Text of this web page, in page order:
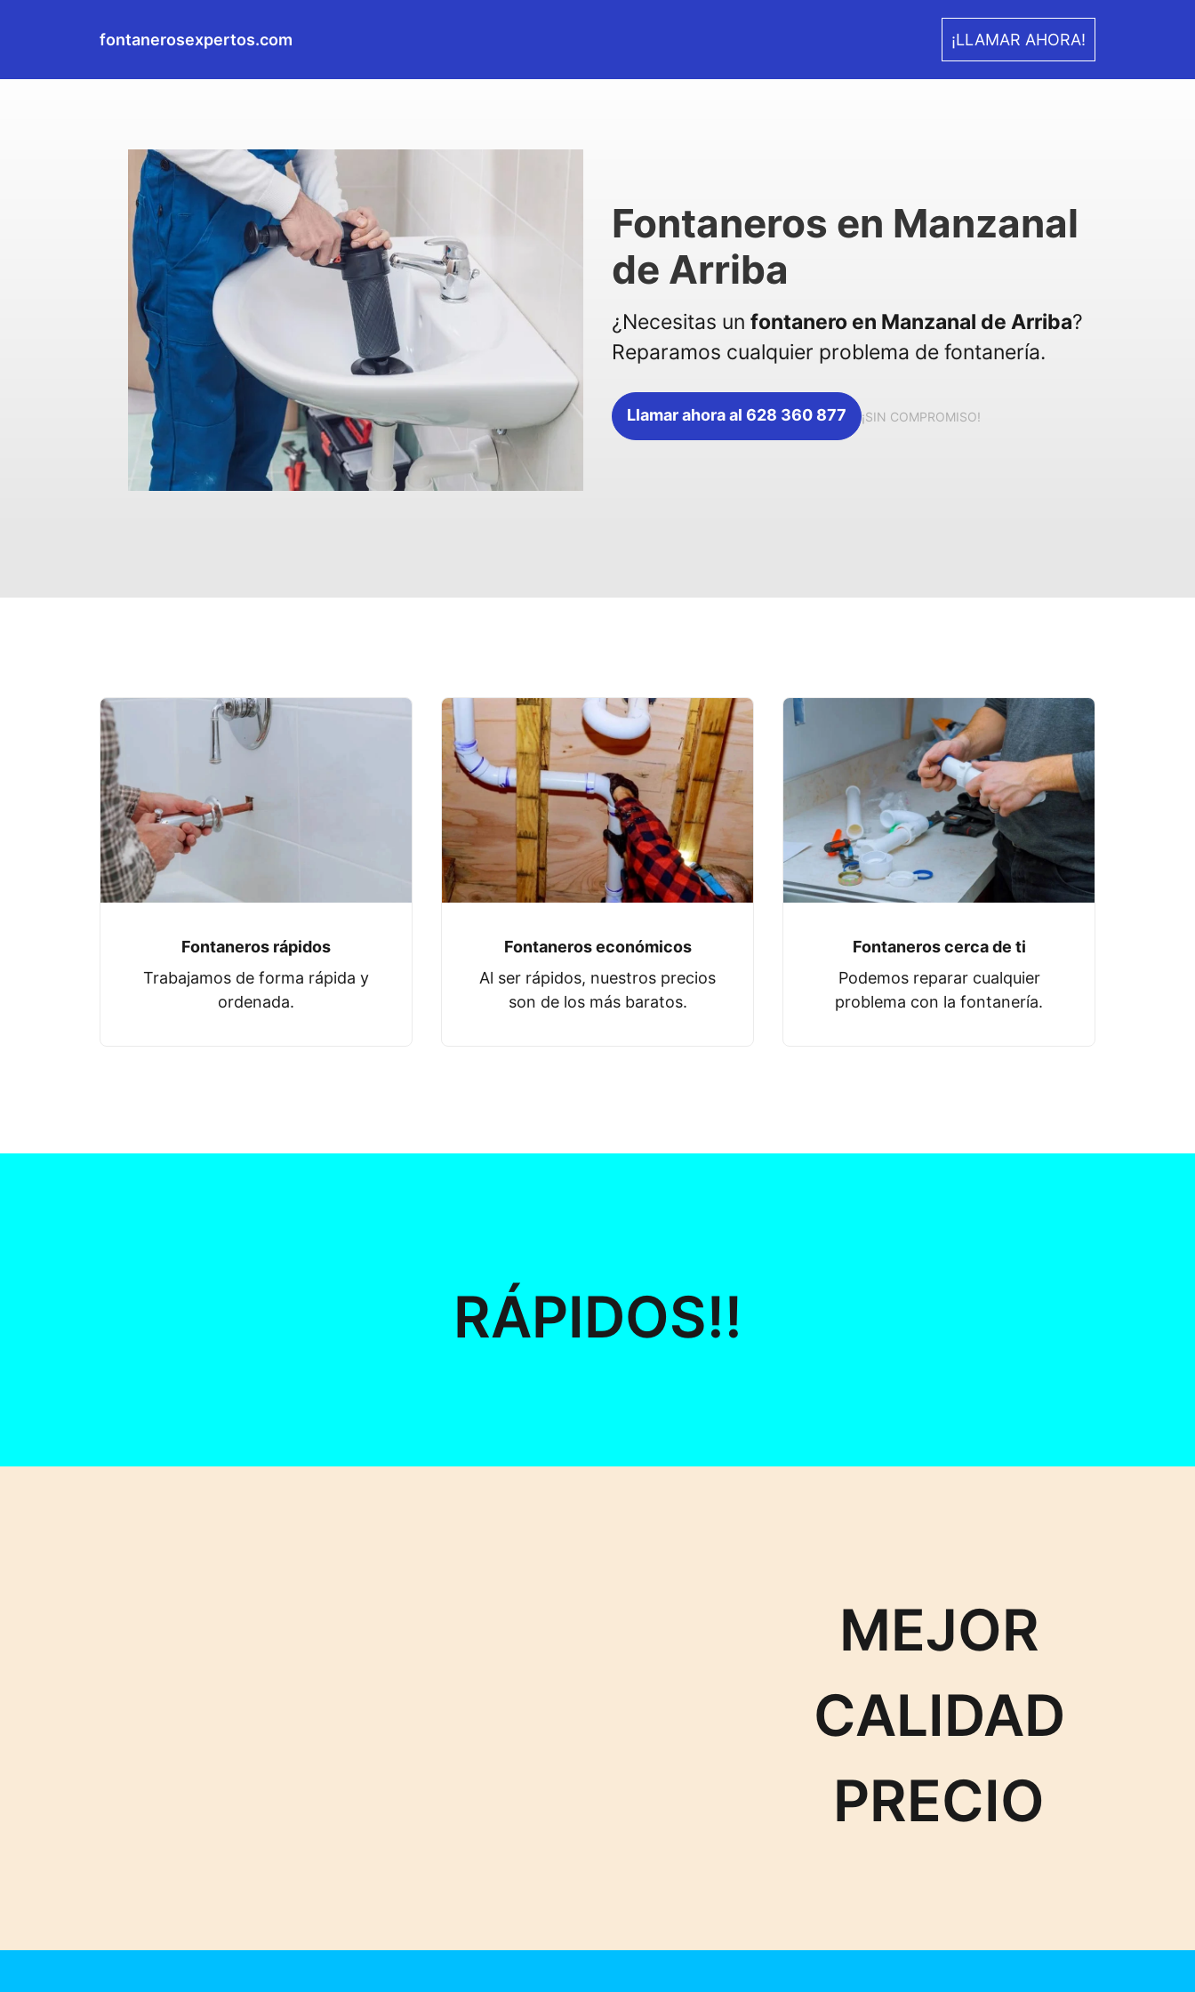
fontanerosexpertos.com ¡LLAMAR AHORA!
Fontaneros en Manzanal
de Arriba
¿Necesitas un fontanero en Manzanal de Arriba?
Reparamos cualquier problema de fontanería.
Llamar ahora al 628 360 877 ¡SIN COMPROMISO!
Fontaneros rápidos
Trabajamos de forma rápida y
ordenada.
Fontaneros económicos
Al ser rápidos, nuestros precios
son de los más baratos.
Fontaneros cerca de ti
Podemos reparar cualquier
problema con la fontanería.
RÁPIDOS!!
MEJOR
CALIDAD
PRECIO